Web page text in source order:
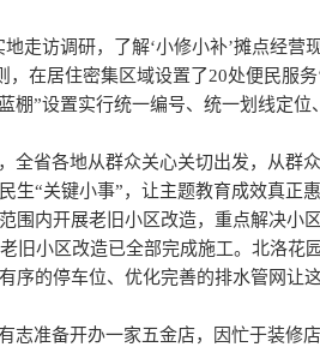
访调研，了解‘小修小补’摊点经营
在居住密集区域设置了20处便民服
棚”设置实行统一编号、统一划线定
省各地从群众关心关切出发，从群
“关键小事”，让主题教育成效真正惠
内开展老旧小区改造，重点解决小
旧小区改造已全部完成施工。北洛花
的停车位、优化完善的排水管网让
准备开办一家五金店，因忙于装修